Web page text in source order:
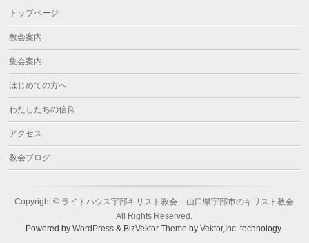
トップページ
教会案内
集会案内
はじめての方へ
わたしたちの信仰
アクセス
教会ブログ
Copyright © ライトハウス宇部キリスト教会 – 山口県宇部市のキリスト教会
All Rights Reserved.
Powered byWordPress & BizVektor Theme byVektor,Inc. technology.